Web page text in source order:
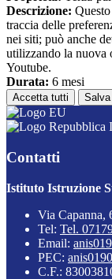
Descrizione:
traccia delle
nei siti; può anche
utilizzando la nuova
Youtube.
Durata: 6 mesi
Accetta tutti
Contatti
Istituto Istruzione
Via Capanna,
Tel: Tel.
Email:
PEC:
C.F.: